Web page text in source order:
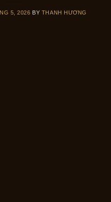
5, 2026 BY THANH HƯƠNG